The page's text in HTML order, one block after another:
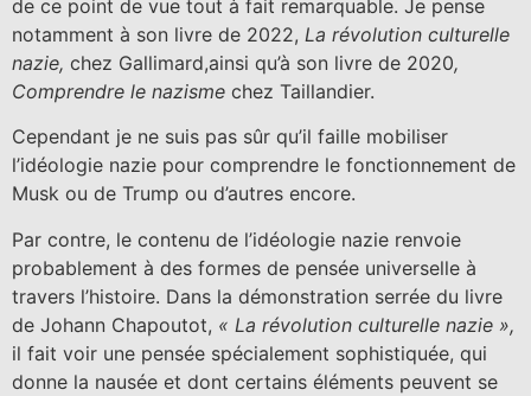
de ce point de vue tout à fait remarquable. Je pense
notamment à son livre de 2022, La révolution culturelle
nazie, chez Gallimard,ainsi qu’à son livre de 2020,
Comprendre le nazisme chez Taillandier.
Cependant je ne suis pas sûr qu’il faille mobiliser
l’idéologie nazie pour comprendre le fonctionnement de
Musk ou de Trump ou d’autres encore.
Par contre, le contenu de l’idéologie nazie renvoie
probablement à des formes de pensée universelle à
travers l’histoire. Dans la démonstration serrée du livre
de Johann Chapoutot, « La révolution culturelle nazie »,
il fait voir une pensée spécialement sophistiquée, qui
donne la nausée et dont certains éléments peuvent se